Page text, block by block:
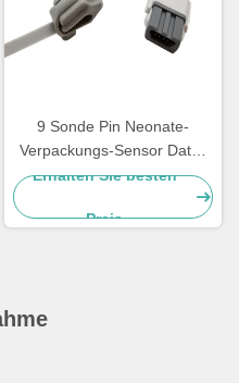
9 Sonde Pin Neonate-
Verpackungs-Sensor Datex
Ohmeda 9 Pin TruSat SpO2
Erhalten Sie besten
Preis